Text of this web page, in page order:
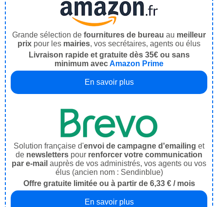
Grande sélection de fournitures de bureau au meilleur
prix pour les mairies, vos secrétaires, agents ou élus
Livraison rapide et gratuite dès 35€ ou sans
minimum avecAmazon Prime
En savoir plus
Solution française d'envoi de campagne d'emailing et
de newsletters pour renforcer votre communication
par e-mail auprès de vos administrés, vos agents ou vos
élus (ancien nom : Sendinblue)
Offre gratuite limitée ou à partir de 6,33 € / mois
En savoir plus